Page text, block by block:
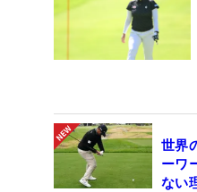
世界
ーワ
ない